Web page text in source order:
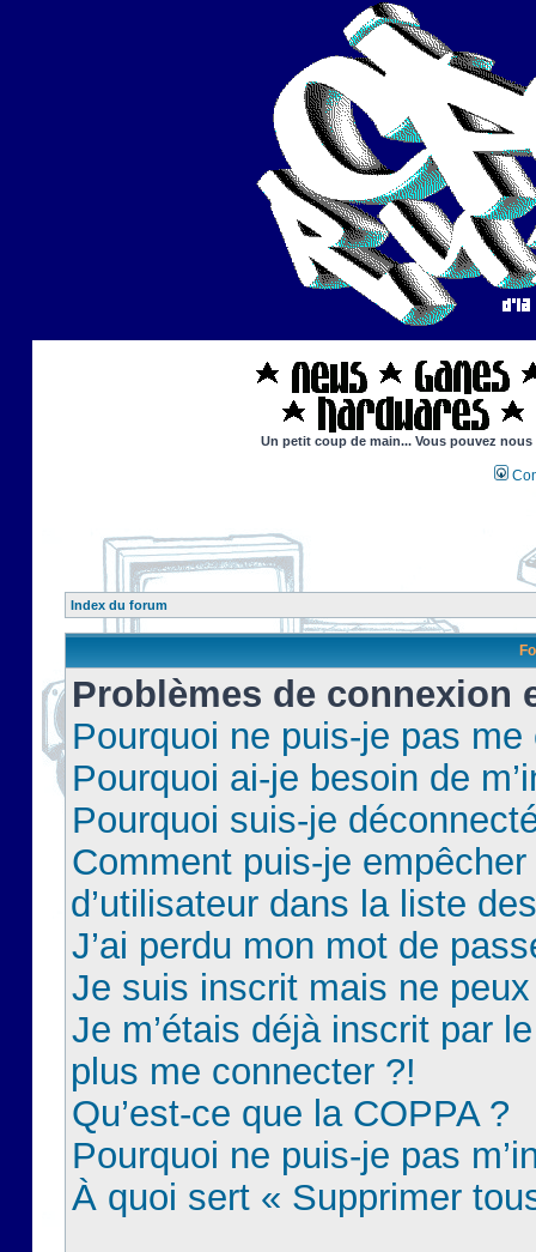
Un petit coup de main... Vous pouvez
Index du forum
Problèmes de connexion
Pourquoi ne puis-je pas
Pourquoi ai-je besoin de
Pourquoi suis-je
Comment puis-je
d’utilisateur dans la liste
J’ai perdu mon mot de
Je suis inscrit mais ne
Je m’étais déjà inscrit par
plus me connecter ?!
Qu’est-ce que la COPPA ?
Pourquoi ne puis-je pas
À quoi sert « Supprimer